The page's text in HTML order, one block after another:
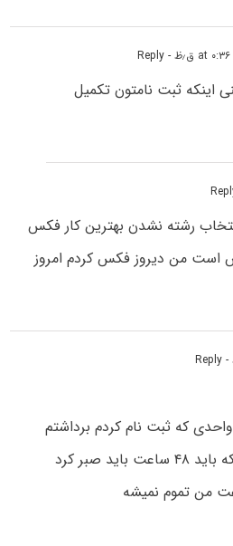
- Reply
اینکه ثبت نامتون تکمیل
رشته نشدن بهترین کار فکس
است من دیروز فکس کردم امروز
- Reply
که ثبت نام کردم برداشتم
صبر کرد